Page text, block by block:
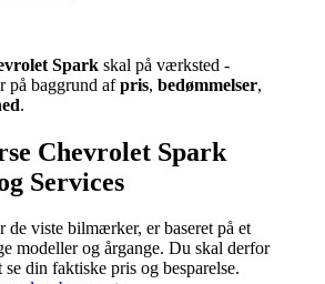
Spark skal på værksted -
på baggrund afpris, bedømmelser,
.
Chevrolet Spark
Services
de viste bilmærker, er baseret på et
modeller og årgange. Du skal derfor
din faktiske pris og besparelse.